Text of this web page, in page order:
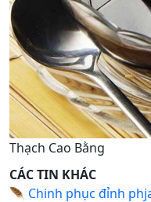
Thạch Cao Bằng
CÁC TIN KHÁC
🪶 Chinh phục đỉnh